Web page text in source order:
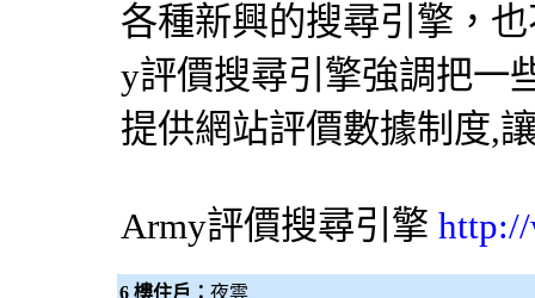
各種新興的搜尋引擎 ，
y評價搜尋引擎強調把一
提供網站評價數據制度,
Army評價搜尋引擎
6 樓住戶： 夜雲